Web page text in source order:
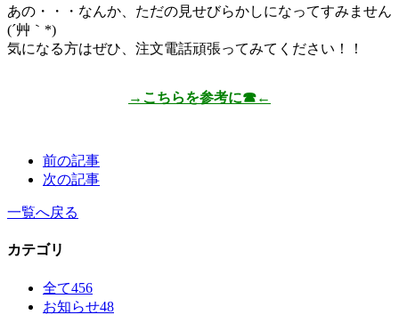
あの・・・なんか、ただの見せびらかしになってすみません
(´艸｀*)
気になる方はぜひ、注文電話頑張ってみてください！！
→こちらを参考に☎←
前の記事
次の記事
一覧へ戻る
カテゴリ
全て456
お知らせ48